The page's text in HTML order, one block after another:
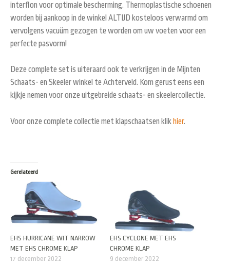
interflon voor optimale bescherming. Thermoplastische schoenen
worden bij aankoop in de winkel ALTIJD kosteloos verwarmd om
vervolgens vacuüm gezogen te worden om uw voeten voor een
perfecte pasvorm!
Deze complete set is uiteraard ook te verkrijgen in de Mijnten
Schaats- en Skeeler winkel te Achterveld. Kom gerust eens een
kijkje nemen voor onze uitgebreide schaats- en skeelercollectie.
Voor onze complete collectie met klapschaatsen klik hier.
Gerelateerd
EHS HURRICANE WIT NARROW
MET EHS CHROME KLAP
17 december 2022
EHS CYCLONE MET EHS
CHROME KLAP
9 december 2022